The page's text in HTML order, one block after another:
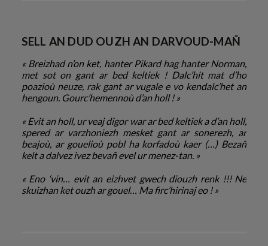
SELL AN DUD OUZH AN DARVOUD-MAÑ
« Breizhad n’on ket, hanter Pikard hag hanter Norman,
met sot on gant ar bed keltiek ! Dalc’hit mat d’ho
poazioù neuze, rak gant ar vugale e vo kendalc’het an
hengoun. Gourc’hemennoù d’an holl ! »
« Evit an holl, ur veaj digor war ar bed keltiek a d’an holl,
spered ar varzhoniezh mesket gant ar sonerezh, ar
beajoù, ar gouelioù pobl ha korfadoù kaer (…) Bezañ
kelt a dalvez ivez bevañ evel ur menez-tan. »
« Eno ‘vin… evit an eizhvet gwech diouzh renk !!! Ne
skuizhan ket ouzh ar gouel… Ma firc’hirinaj eo ! »